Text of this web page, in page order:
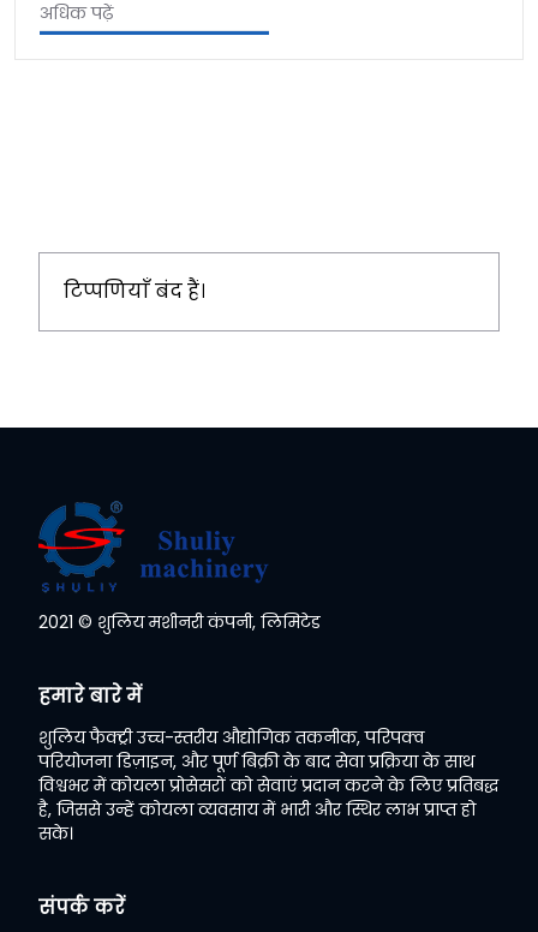
अधिक पढ़ें
टिप्पणियाँ बंद हैं।
2021 © शुलिय मशीनरी कंपनी, लिमिटेड
हमारे बारे में
शुलिय फैक्ट्री उच्च-स्तरीय औद्योगिक तकनीक, परिपक्व
परियोजना डिज़ाइन, और पूर्ण बिक्री के बाद सेवा प्रक्रिया के साथ
विश्वभर में कोयला प्रोसेसरों को सेवाएं प्रदान करने के लिए प्रतिबद्ध
है, जिससे उन्हें कोयला व्यवसाय में भारी और स्थिर लाभ प्राप्त हो
सके।
संपर्क करें
Wechat